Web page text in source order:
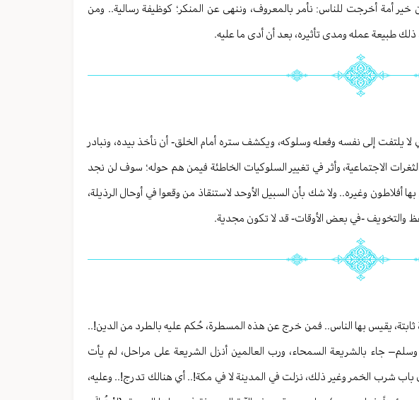
خير أمة أخرجت للناس: نأمر بالمعروف، وننهى عن المنكر؛ كوظيفة رسالية.. ومن
طبيعة عمله ومدى تأثيره، بعد أن أدى ما عليه.
يلتفت إلى نفسه وفعله وسلوكه، ويكشف ستره أمام الخلق- أن نأخذ بيده، ونبادر
الاجتماعية، وأثر في تغيير السلوكيات الخاطئة فيمن هم حوله؛ سوف لن نجد
أفلاطون وغيره.. ولا شك بأن السبيل الأوحد لاستنقاذ من وقعوا في أوحال الرذيلة،
والتخويف -في بعض الأوقات- قد لا تكون مجدية.
يقيس بها الناس.. فمن خرج عن هذه المسطرة، حُكم عليه بالطرد من الدين!..
وسلم– جاء بالشريعة السمحاء، ورب العالمين أنزل الشريعة على مراحل، لم يأت
باب شرب الخمر وغير ذلك، نزلت في المدينة لا في مكة!.. أي هنالك تدرج!.. وعليه،